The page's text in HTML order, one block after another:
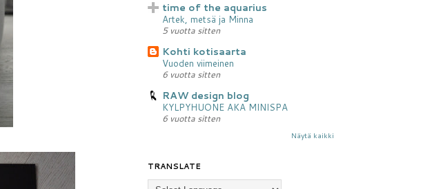
time of the aquarius
Artek, metsä ja Minna
5 vuotta sitten
Kohti kotisaarta
Vuoden viimeinen
6 vuotta sitten
RAW design blog
KYLPYHUONE AKA MINISPA
6 vuotta sitten
Näytä kaikki
TRANSLATE